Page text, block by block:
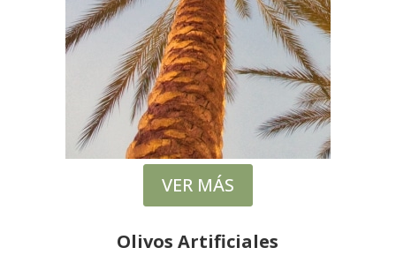
VER MÁS
Olivos Artificiales